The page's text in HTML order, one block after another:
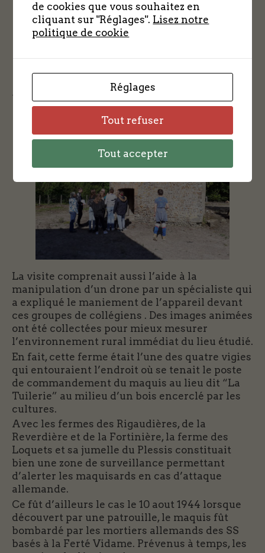
“/”
La visite comprenait aussi l’aide à la
manipulation d’un drone par un spécialiste qui
a expliqué le maniement de l’appareil devant
ces groupes de collégiens . Des images animées
ont été collectées pour mieux mesurer
l’environnement rural immédiat du lieu étudié.
En fait, cette ferme était l’une des quatre vigies
qui entouraient l’endroit où se tenait le poste
de commandement du maquis au lieu dit “La
Tuilerie” au milieu d’un bois encerclé par les
cultures.
Avec les fermes des Rigaudières, de la
Reverdière et de la Fortinière, la ferme des
Loquets et sa jumelle du Plessis constituait
bien une zone de surveillance permettant
d’alerter les maquisards en cas d’attaque
allemande.
Ce fût d’ailleurs le cas le 10 aout 1944 lorsque
découvert par une patrouille, le maquis fût
bombardé par les mortiers allemands des SS
basés à la Ferté Vidame. Prévenus à temps, les
de cookies que vous souhaitez en
cliquant sur "Réglages". Lisez notre
politique de cookie
Réglages
Tout refuser
Tout accepter